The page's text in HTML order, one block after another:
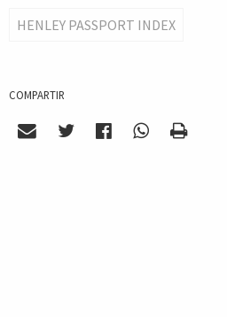
HENLEY PASSPORT INDEX
COMPARTIR